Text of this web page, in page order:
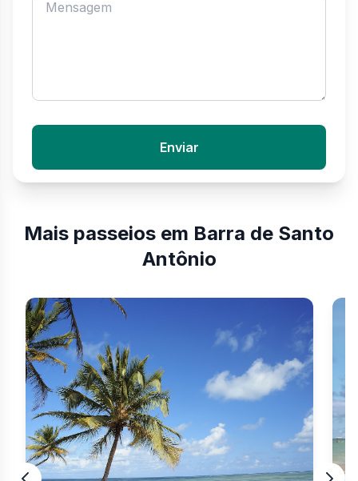
Enviar
Mais passeios em Barra de Santo
Antônio